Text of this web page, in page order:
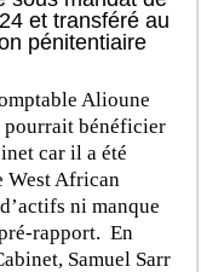
et transféré au
pénitentiaire
Alioune
pourrait bénéficier
car il a été
West African
ni manque
rapport. En
Samuel Sarr